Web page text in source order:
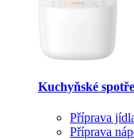
Kuchyňské
Příprava
Příprava